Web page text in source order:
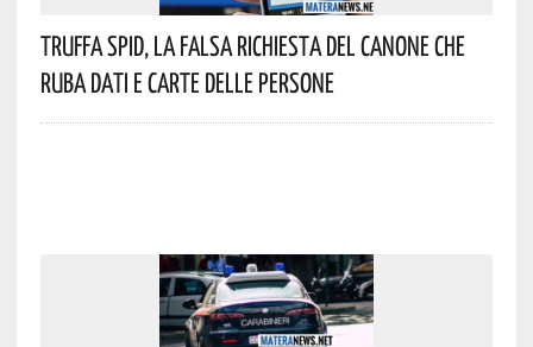
Truffa Spid, La Falsa Richiesta Del Canone Che
Ruba Dati E Carte Delle Persone